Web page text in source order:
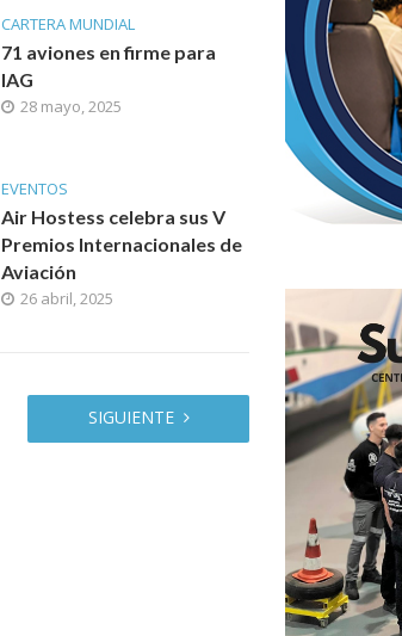
CARTERA MUNDIAL
71 aviones en firme para
IAG
28 mayo, 2025
EVENTOS
Air Hostess celebra sus V
Premios Internacionales de
Aviación
26 abril, 2025
SIGUIENTE